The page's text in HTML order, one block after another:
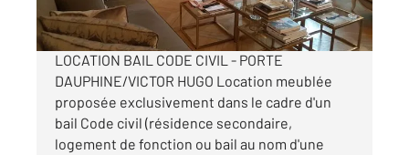
par mois charges comprises
LOCATION BAIL CODE CIVIL - PORTE
DAUPHINE/VICTOR HUGO Location meublée
proposée exclusivement dans le cadre d'un
bail Code civil (résidence secondaire,
logement de fonction ou bail au nom d'une